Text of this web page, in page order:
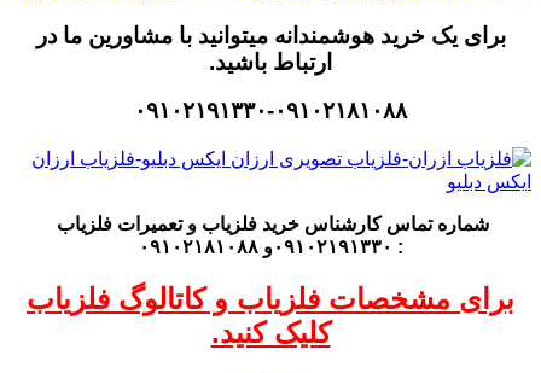
برای یک خرید هوشمندانه میتوانید با مشاورین ما در
ارتباط باشید.
۰۹۱۰۲۱۹۱۳۳۰-۰۹۱۰۲۱۸۱۰۸۸
شماره تماس کارشناس خرید فلزیاب و تعمیرات فلزیاب
: ۰۹۱۰۲۱۹۱۳۳۰و ۰۹۱۰۲۱۸۱۰۸۸
برای مشخصات فلزیاب و کاتالوگ فلزیاب
کلیک کنید.